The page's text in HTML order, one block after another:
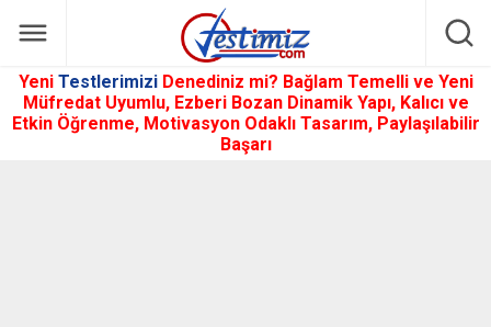
Yeni Testlerimizi Denediniz mi? Bağlam Temelli ve Yeni
Müfredat Uyumlu, Ezberi Bozan Dinamik Yapı, Kalıcı ve
Etkin Öğrenme, Motivasyon Odaklı Tasarım, Paylaşılabilir
Başarı